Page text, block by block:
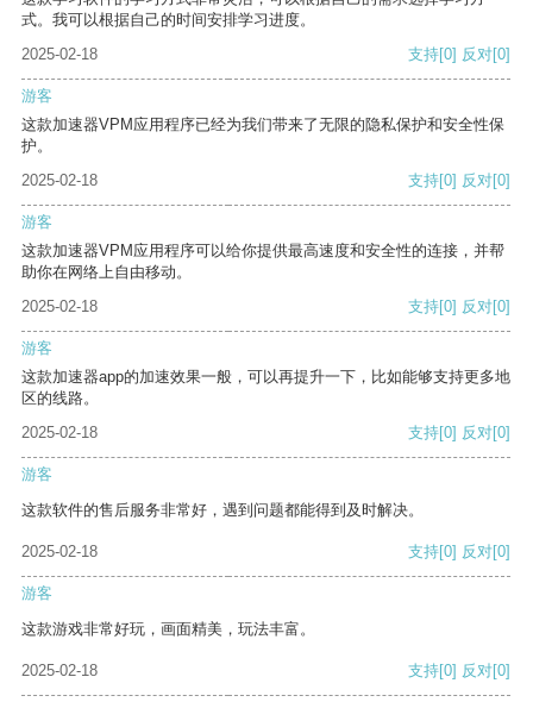
式。我可以根据自己的时间安排学习进度。
2025-02-18
支持[0] 反对[0]
游客
这款加速器VPM应用程序已经为我们带来了无限的隐私保护和安全性保
护。
2025-02-18
支持[0] 反对[0]
游客
这款加速器VPM应用程序可以给你提供最高速度和安全性的连接，并帮
助你在网络上自由移动。
2025-02-18
支持[0] 反对[0]
游客
这款加速器app的加速效果一般，可以再提升一下，比如能够支持更多地
区的线路。
2025-02-18
支持[0] 反对[0]
游客
这款软件的售后服务非常好，遇到问题都能得到及时解决。
2025-02-18 支持[0] 反对[0]
游客
这款游戏非常好玩，画面精美，玩法丰富。
2025-02-18 支持[0] 反对[0]